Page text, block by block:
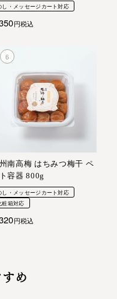
し・メッセージカート対応
税込
南高梅 はちみつ梅干 ペ
容器 800g
し・メッセージカート対応
粧箱対応
税込
め